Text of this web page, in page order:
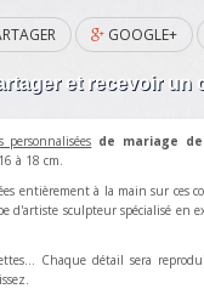
GOOGLE+
et recevoir un
personnalisées de mariage
à 18 cm.
entièrement à la main sur ces
d'artiste sculpteur spécialisé en
Chaque détail sera